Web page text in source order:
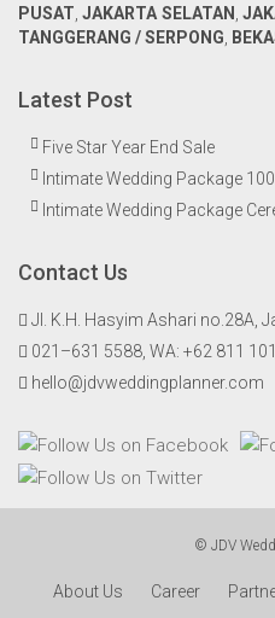
PUSAT ,JAKARTA SELATAN ,
TANGGERANG / SERPONG
Latest Post
Five Star Year End Sale
Intimate Wedding Package
Intimate Wedding Package
Contact Us
Jl. K.H. Hasyim Ashari no.28A,
021–631 5588, WA: +62 811
hello@jdvweddingplanner.com
© JDV
About Us Career